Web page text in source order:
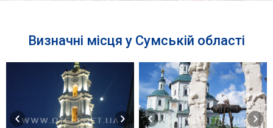
Визначні місця у Сумській області